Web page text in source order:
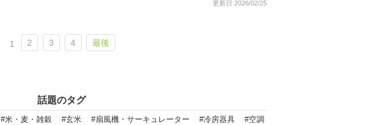
更新日:2026/02/25
1 2 3 4 最後
話題のタグ
#米・麦・雑穀 #玄米 #扇風機・サーキュレーター #冷房器具
#空調